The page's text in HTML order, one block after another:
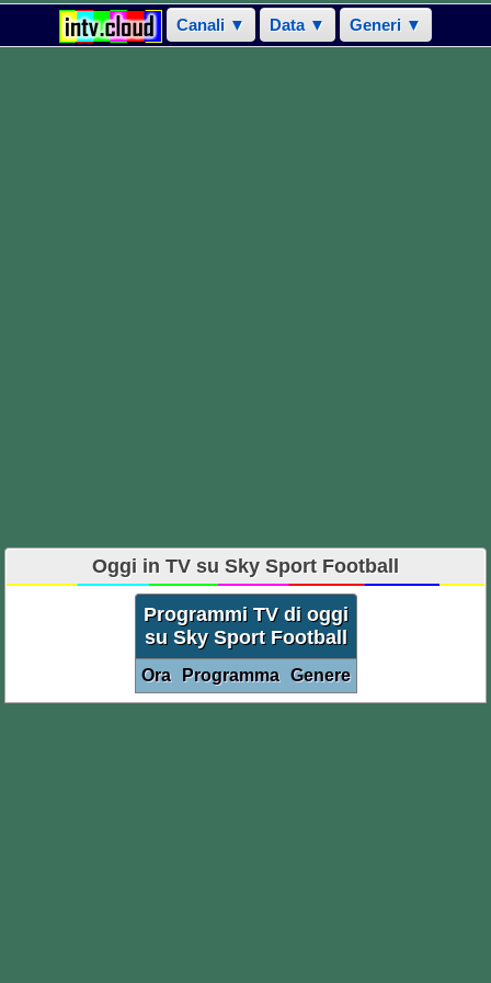
Canali ▼ Data ▼ Generi ▼
Oggi in TV su Sky Sport Football
Programmi TV di oggi
su Sky Sport Football
Ora Programma Genere